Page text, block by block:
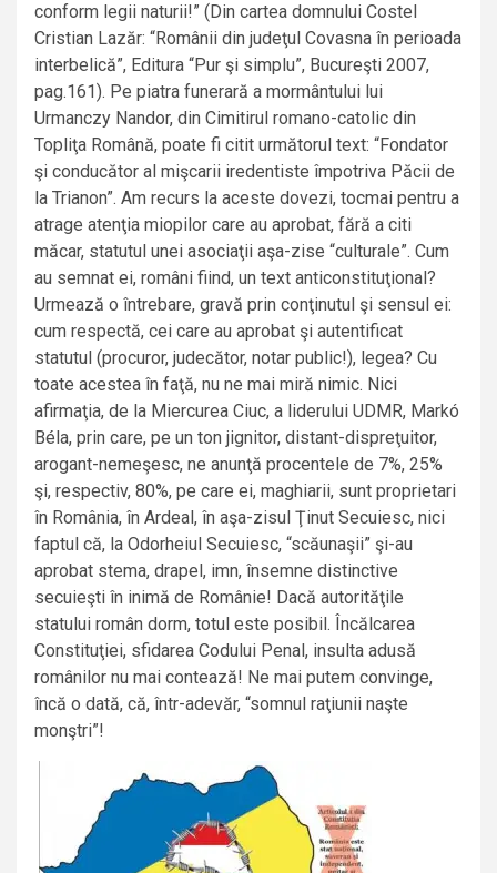
conform legii naturii!” (Din cartea domnului Costel
Cristian Lazăr: “Românii din judeţul Covasna în perioada
interbelică”, Editura “Pur şi simplu”, Bucureşti 2007,
pag.161). Pe piatra funerară a mormântului lui
Urmanczy Nandor, din Cimitirul romano-catolic din
Topliţa Română, poate fi citit următorul text: “Fondator
şi conducător al mişcarii iredentiste împotriva Păcii de
la Trianon”. Am recurs la aceste dovezi, tocmai pentru a
atrage atenţia miopilor care au aprobat, fără a citi
măcar, statutul unei asociaţii aşa-zise “culturale”. Cum
au semnat ei, români fiind, un text anticonstituţional?
Urmează o întrebare, gravă prin conţinutul şi sensul ei:
cum respectă, cei care au aprobat şi autentificat
statutul (procuror, judecător, notar public!), legea? Cu
toate acestea în faţă, nu ne mai miră nimic. Nici
afirmaţia, de la Miercurea Ciuc, a liderului UDMR, Markó
Béla, prin care, pe un ton jignitor, distant-dispreţuitor,
arogant-nemeşesc, ne anunţă procentele de 7%, 25%
şi, respectiv, 80%, pe care ei, maghiarii, sunt proprietari
în România, în Ardeal, în aşa-zisul Ţinut Secuiesc, nici
faptul că, la Odorheiul Secuiesc, “scăunaşii” şi-au
aprobat stema, drapel, imn, însemne distinctive
secuieşti în inimă de Românie! Dacă autorităţile
statului român dorm, totul este posibil. Încălcarea
Constituţiei, sfidarea Codului Penal, insulta adusă
românilor nu mai contează! Ne mai putem convinge,
încă o dată, că, într-adevăr, “somnul raţiunii naşte
monştri”!